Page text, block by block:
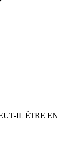
IL ÊTRE EN